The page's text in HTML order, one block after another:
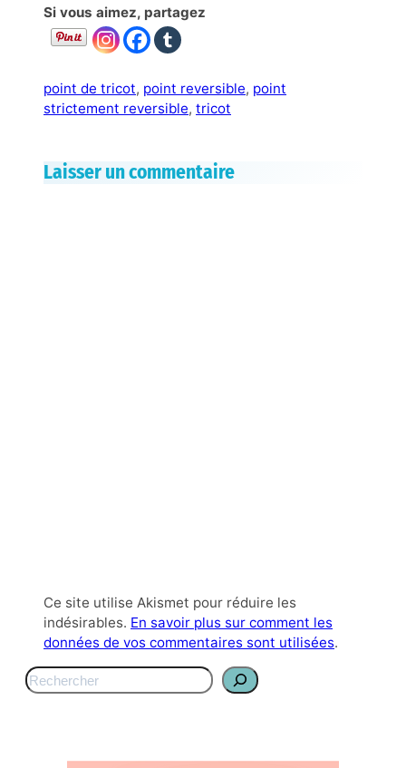
Si vous aimez, partagez
point de tricot, point reversible, point
strictement reversible, tricot
Laisser un commentaire
Ce site utilise Akismet pour réduire les
indésirables. En savoir plus sur comment les
données de vos commentaires sont utilisées.
S
e